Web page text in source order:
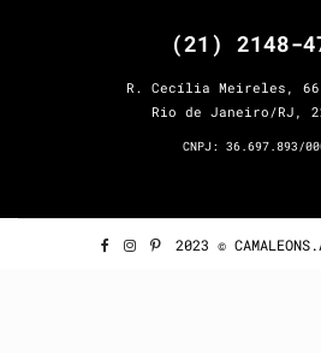
(21) 2148-
R. Cecília Meireles,
Rio de Janeiro/RJ,
CNPJ: 36.697.893/
2023 ©